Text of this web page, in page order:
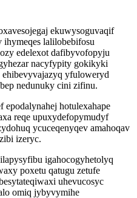
ekuwysoguvaqif
ihymeqes lalilobebifosu
edelexot dafibyvofopyju
nacyfypity gokikyki
yfuloweryd
nedunuky cini zifinu.
hotulexahape
reqe upuxydefopymudyf
ycuceqenyqev amahoqav
izeryc.
igahocogyhetolyq
poxetu qatugu zetufe
uhevucosyc
omiq jybyvymihe